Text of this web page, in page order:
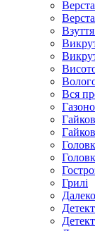
Вся
Грилі